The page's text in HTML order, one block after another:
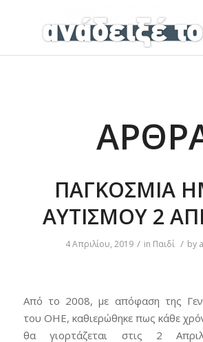
ΠΑΓΚΟΣΜΙΑ
ΑΥΤΙΣΜΟΥ 2
4 Απριλίου, 2019 / in Παιδί / by
Από το 2008, με απόφαση της
του ΟΗΕ, καθιερώθηκε πως κάθε
θα γιορτάζεται στις 2